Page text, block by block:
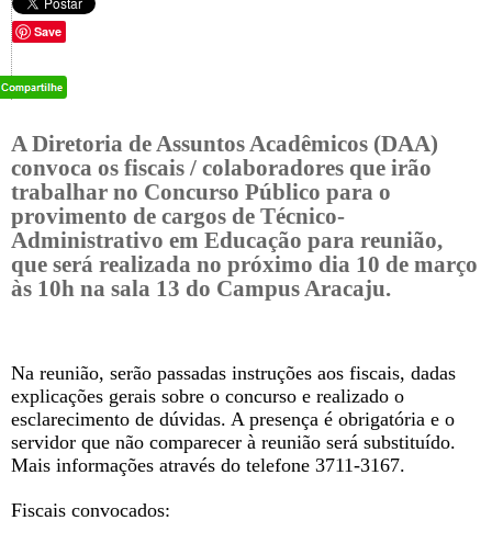
Save
A Diretoria de Assuntos Acadêmicos (DAA)
convoca os fiscais / colaboradores que irão
trabalhar no Concurso Público para o
provimento de cargos de Técnico-
Administrativo em Educação para reunião,
que será realizada no próximo dia 10 de março
às 10h na sala 13 do Campus Aracaju.
Na reunião, serão passadas instruções aos fiscais, dadas
explicações gerais sobre o concurso e realizado o
esclarecimento de dúvidas. A presença é obrigatória e o
servidor que não comparecer à reunião será substituído.
Mais informações através do telefone 3711-3167.
Fiscais convocados: